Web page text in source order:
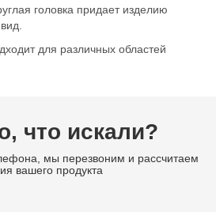
головка придает изделию
для различных областей
что искали?
мы перезвоним и рассчитаем
вашего продукта